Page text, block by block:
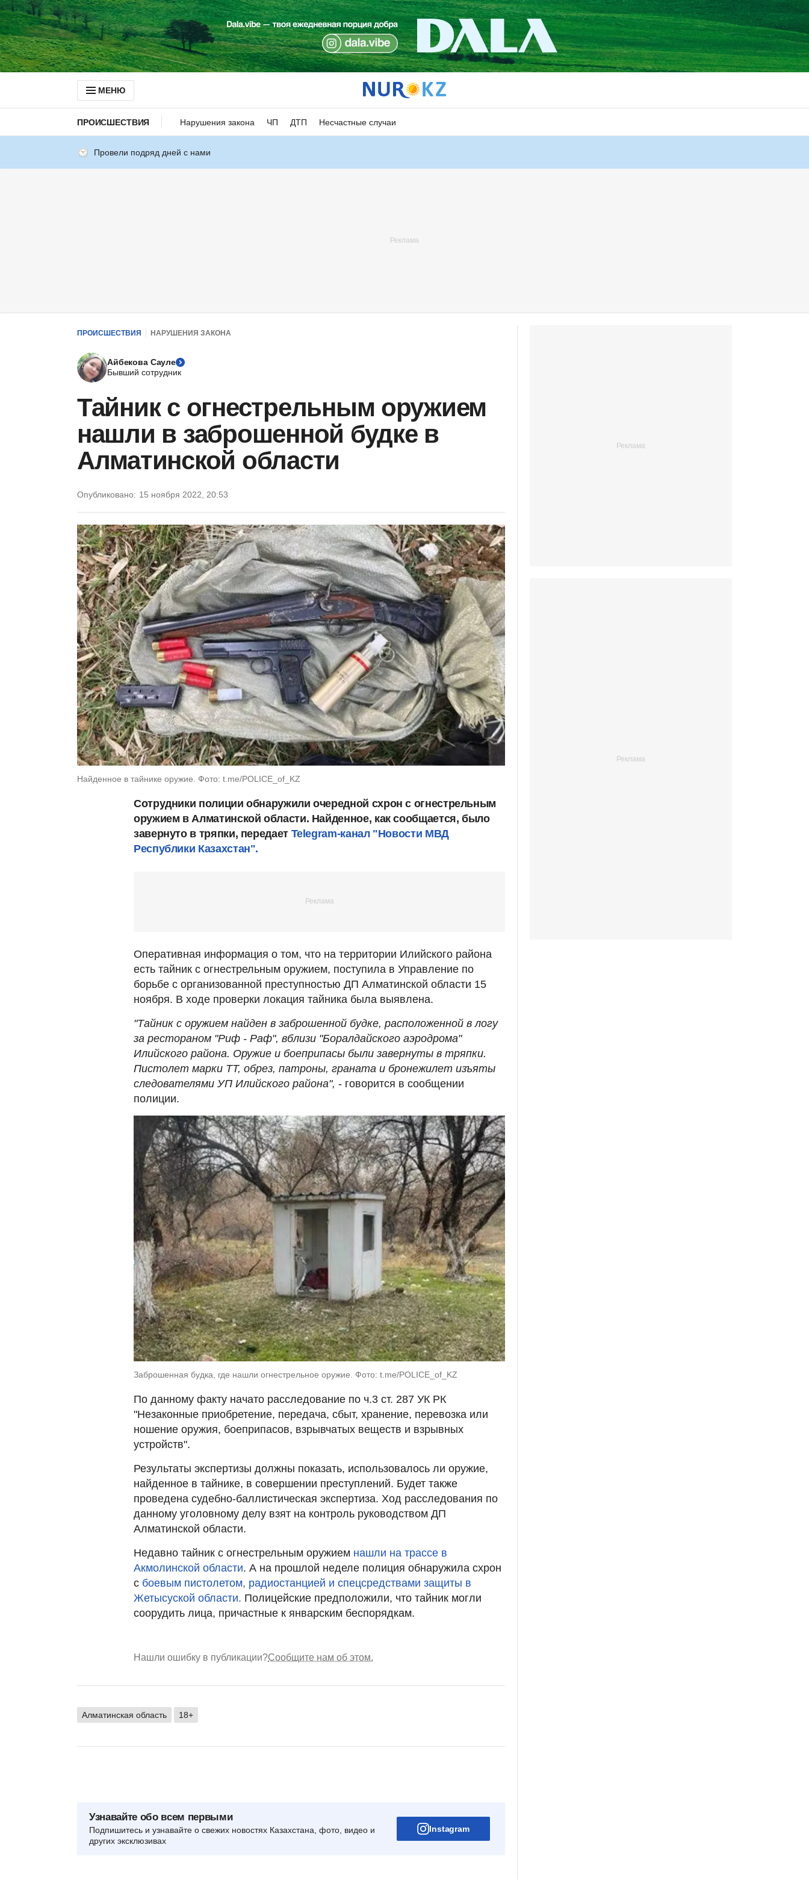
МЕНЮ
ПРОИСШЕСТВИЯ Нарушения закона ЧП ДТП Несчастные случаи
Провели подряд дней с нами
ПРОИСШЕСТВИЯ НАРУШЕНИЯ ЗАКОНА
Айбекова Сауле
Бывший сотрудник
Тайник с огнестрельным оружием
нашли в заброшенной будке в
Алматинской области
Опубликовано: 15 ноября 2022, 20:53
Найденное в тайнике оружие. Фото: t.me/POLICE_of_KZ
Сотрудники полиции обнаружили очередной схрон с огнестрельным
оружием в Алматинской области. Найденное, как сообщается, было
завернуто в тряпки, передает Telegram-канал "Новости МВД
Республики Казахстан".
Оперативная информация о том, что на территории Илийского района
есть тайник с огнестрельным оружием, поступила в Управление по
борьбе с организованной преступностью ДП Алматинской области 15
ноября. В ходе проверки локация тайника была выявлена.
"Тайник с оружием найден в заброшенной будке, расположенной в логу
за рестораном "Риф - Раф", вблизи "Боралдайского аэродрома"
Илийского района. Оружие и боеприпасы были завернуты в тряпки.
Пистолет марки ТТ, обрез, патроны, граната и бронежилет изъяты
следователями УП Илийского района", - говорится в сообщении
полиции.
Заброшенная будка, где нашли огнестрельное оружие. Фото: t.me/POLICE_of_KZ
По данному факту начато расследование по ч.3 ст. 287 УК РК
"Незаконные приобретение, передача, сбыт, хранение, перевозка или
ношение оружия, боеприпасов, взрывчатых веществ и взрывных
устройств".
Результаты экспертизы должны показать, использовалось ли оружие,
найденное в тайнике, в совершении преступлений. Будет также
проведена судебно-баллистическая экспертиза. Ход расследования по
данному уголовному делу взят на контроль руководством ДП
Алматинской области.
Недавно тайник с огнестрельным оружием нашли на трассе в
Акмолинской области. А на прошлой неделе полиция обнаружила схрон
с боевым пистолетом, радиостанцией и спецсредствами защиты в
Жетысуской области. Полицейские предположили, что тайник могли
соорудить лица, причастные к январским беспорядкам.
Нашли ошибку в публикации?Сообщите нам об этом.
Алматинская область 18+
Узнавайте обо всем первыми
Подпишитесь и узнавайте о свежих новостях Казахстана, фото, видео и
других эксклюзивах
Instagram